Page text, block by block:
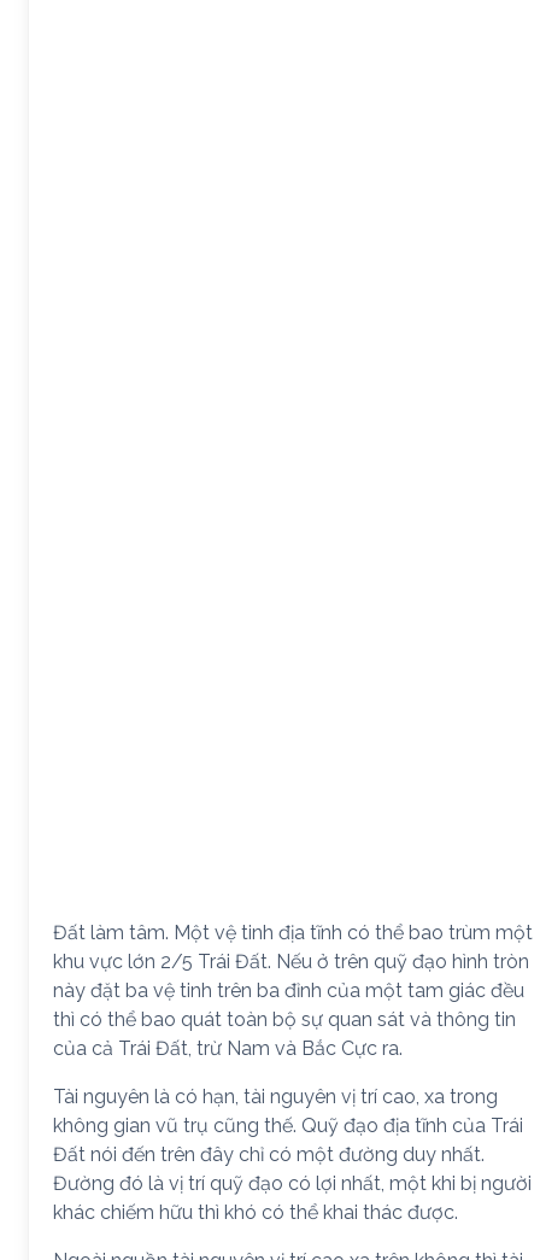
Đất làm tâm. Một vệ tinh địa tĩnh có thể bao trùm một
khu vực lớn 2/5 Trái Đất. Nếu ở trên quỹ đạo hình tròn
này đặt ba vệ tinh trên ba đỉnh của một tam giác đều
thì có thể bao quát toàn bộ sự quan sát và thông tin
của cả Trái Đất, trừ Nam và Bắc Cực ra.
Tài nguyên là có hạn, tài nguyên vị trí cao, xa trong
không gian vũ trụ cũng thế. Quỹ đạo địa tĩnh của Trái
Đất nói đến trên đây chỉ có một đường duy nhất.
Đường đó là vị trí quỹ đạo có lợi nhất, một khi bị người
khác chiếm hữu thì khó có thể khai thác được.